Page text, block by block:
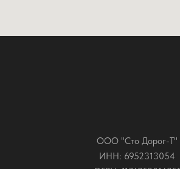
ООО "Сто Дорог-Т"
ИНН: 6952313054